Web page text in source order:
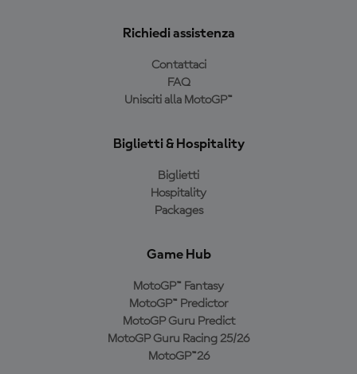
Richiedi assistenza
Contattaci
FAQ
Unisciti alla MotoGP™
Biglietti & Hospitality
Biglietti
Hospitality
Packages
Game Hub
MotoGP™ Fantasy
MotoGP™ Predictor
MotoGP Guru Predict
MotoGP Guru Racing 25/26
MotoGP™26